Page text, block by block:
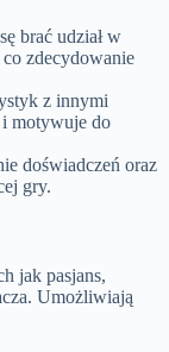
brać udział w
zdecydowanie
z innymi
i motywuje do
doświadczeń oraz
gry.
jak pasjans,
Umożliwiają